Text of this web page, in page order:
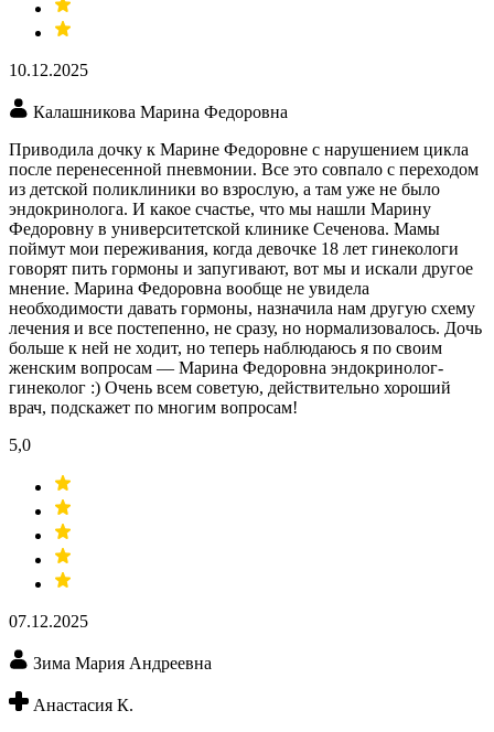
10.12.2025
Калашникова Марина Федоровна
Приводила дочку к Марине Федоровне с нарушением цикла
после перенесенной пневмонии. Все это совпало с переходом
из детской поликлиники во взрослую, а там уже не было
эндокринолога. И какое счастье, что мы нашли Марину
Федоровну в университетской клинике Сеченова. Мамы
поймут мои переживания, когда девочке 18 лет гинекологи
говорят пить гормоны и запугивают, вот мы и искали другое
мнение. Марина Федоровна вообще не увидела
необходимости давать гормоны, назначила нам другую схему
лечения и все постепенно, не сразу, но нормализовалось. Дочь
больше к ней не ходит, но теперь наблюдаюсь я по своим
женским вопросам — Марина Федоровна эндокринолог-
гинеколог :) Очень всем советую, действительно хороший
врач, подскажет по многим вопросам!
5,0
07.12.2025
Зима Мария Андреевна
Анастасия К.